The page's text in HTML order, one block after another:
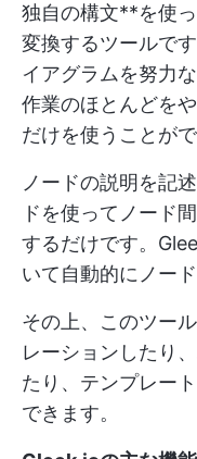
独自の構文**を使
変換するツールで
イアグラムを努力
作業のほとんどを
だけを使うことがで
ノードの説明を記
ドを使ってノード
するだけです。
いて自動的にノー
その上、このツー
レーションしたり
たり、テンプレー
できます。